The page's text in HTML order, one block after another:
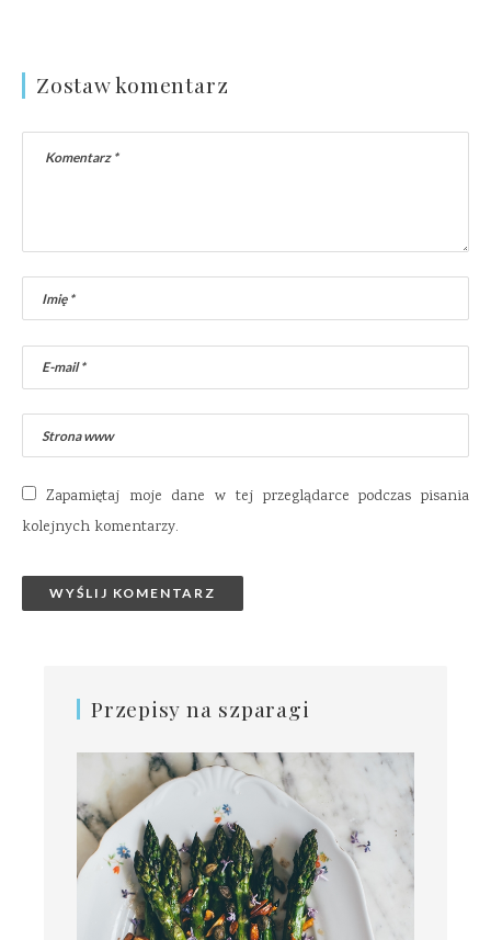
Zostaw komentarz
Zapamiętaj moje dane w tej przeglądarce podczas pisania
kolejnych komentarzy.
Przepisy na szparagi